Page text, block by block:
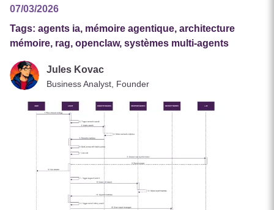
07/03/2026
Tags: agents ia, mémoire agentique, architecture
mémoire, rag, openclaw, systèmes multi-agents
Jules Kovac
Business Analyst, Founder